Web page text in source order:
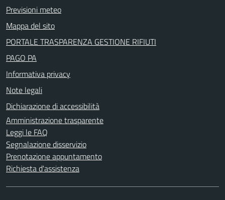
Previsioni meteo
Mappa del sito
PORTALE TRASPARENZA GESTIONE RIFIUTI
PAGO PA
Informativa privacy
Note legali
Dichiarazione di accessibilità
Amministrazione trasparente
Leggi le FAQ
Segnalazione disservizio
Prenotazione appuntamento
Richiesta d'assistenza